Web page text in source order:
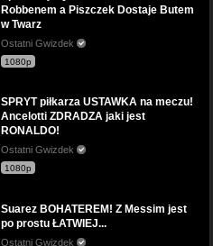
Robbenem a Piszczek Dostaje Butem
w Twarz
Ostatni Gwizdek
1080p
SPRYT piłkarza USTAWKA na meczu!
Ancelotti ZDRADZA jaki jest
RONALDO!
Ostatni Gwizdek
1080p
Suarez BOHATEREM! Z Messim jest
po prostu ŁATWIEJ...
Ostatni Gwizdek